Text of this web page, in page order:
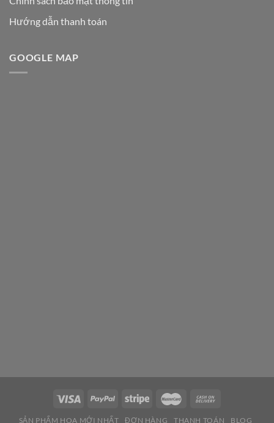
Hướng dẫn thanh toán
GOOGLE MAP
SẢN PHẨM HOA MỚI NHẤT ĐƠN HÀNG THANH TOÁN BLOG